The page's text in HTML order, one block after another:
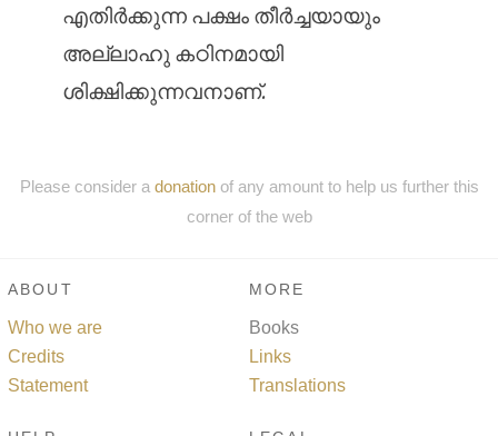
എതിര്‍ക്കുന്ന പക്ഷം തീര്‍ച്ചയായും
അല്ലാഹു കഠിനമായി
ശിക്ഷിക്കുന്നവനാണ്‌.
Please consider a donationof any amount to help us further this
corner of the web
ABOUT
Who we are
Credits
Statement
MORE
Books
Links
Translations